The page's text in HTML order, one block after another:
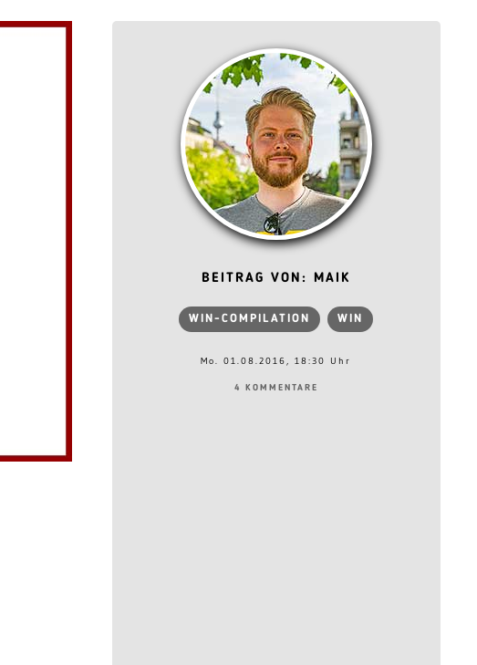
BEITRAG VON: MAIK
WIN-COMPILATION WIN
Mo. 01.08.2016, 18:30 Uhr
4 KOMMENTARE